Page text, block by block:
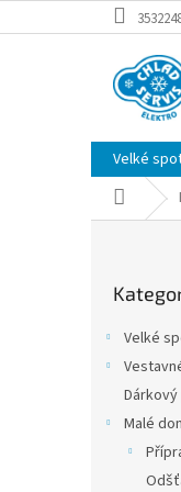
na
Velké
Domů
kategorie
Velké
Malé